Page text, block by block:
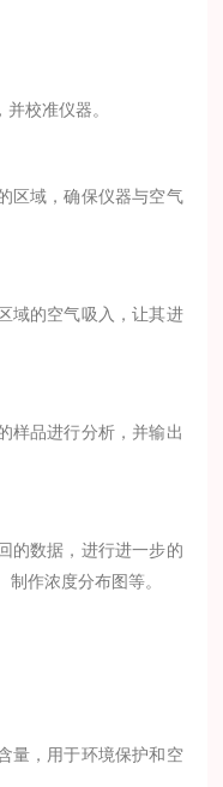
校准仪器。
域，确保仪器与空气
的空气吸入，让其进
品进行分析，并输出
数据，进行进一步的
作浓度分布图等。
，用于环境保护和空